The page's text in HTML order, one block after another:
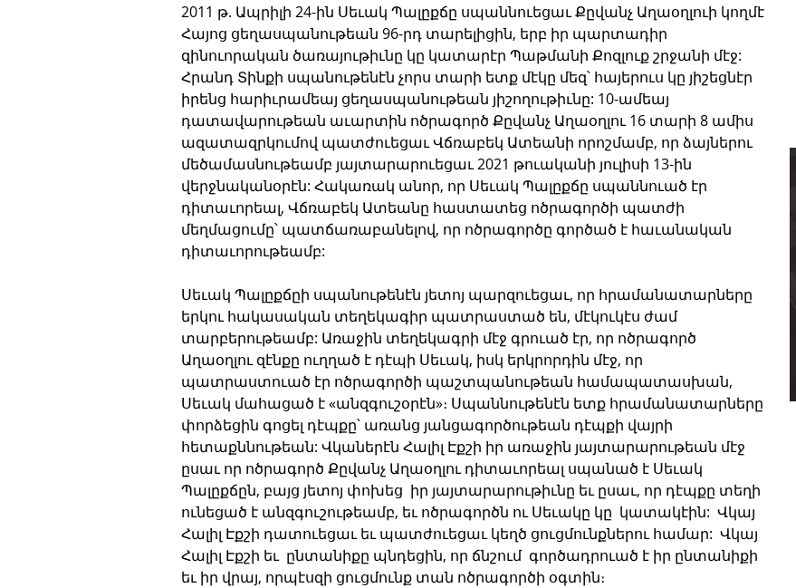
2011 թ. Ապրիլի 24-ին Սեւակ Պալըքճը սպաննուեցաւ Քըվանչ Աղաօղլուի կողմէ
Հայոց ցեղասպանութեան 96-րդ տարելիցին, երբ իր պարտադիր
զինուորական ծառայութիւնը կը կատարէր Պաթմանի Քոզլուք շրջանի մէջ:
Հրանդ Տինքի սպանութենէն չորս տարի ետք մէկը մեզ՝ հայերուս կը յիշեցնէր
իրենց հարիւրամեայ ցեղասպանութեան յիշողութիւնը: 10-ամեայ
դատավարութեան աւարտին ոծրագործ Քըվանչ Աղաօղլու 16 տարի 8 ամիս
ազատազրկումով պատժուեցաւ Վճռաբեկ Ատեանի որոշմամբ, որ ձայներու
մեծամասնութեամբ յայտարարուեցաւ 2021 թուականի յուլիսի 13-ին
վերջնականօրէն: Հակառակ անոր, որ Սեւակ Պալըքճը սպաննուած էր
դիտաւորեալ, Վճռաբեկ Ատեանը հաստատեց ոծրագործի պատժի
մեղմացումը՝ պատճառաբանելով, որ ոծրագործը գործած է հաւանական
դիտաւորութեամբ:
Սեւակ Պալըքճըի սպանութենէն յետոյ պարզուեցաւ, որ հրամանատարները
երկու հակասական տեղեկագիր պատրաստած են, մէկուկէս ժամ
տարբերութեամբ: Առաջին տեղեկագրի մէջ գրուած էր, որ ոծրագործ
Աղաօղլու զէնքը ուղղած է դէպի Սեւակ, իսկ երկրորդին մէջ, որ
պատրաստուած էր ոծրագործի պաշտպանութեան համապատասխան,
Սեւակ մահացած է «անզգուշօրէն»։ Սպաննութենէն ետք հրամանատարները
փորձեցին գոցել դէպքը՝ առանց յանցագործութեան դէպքի վայրի
հետաքննութեան: Վկաներէն Հալիլ Էքշի իր առաջին յայտարարութեան մէջ
ըսաւ որ ոծրագործ Քըվանչ Աղաօղլու դիտաւորեալ սպանած է Սեւակ
Պալըքճըն, բայց յետոյ փոխեց  իր յայտարարութիւնը եւ ըսաւ, որ դէպքը տեղի
ունեցած է անզգուշութեամբ, եւ ոծրագործն ու Սեւակը կը  կատակէին:  Վկայ
Հալիլ Էքշի դատուեցաւ եւ պատժուեցաւ կեղծ ցուցմունքներու համար:  Վկայ
Հալիլ Էքշի եւ  ընտանիքը պնդեցին, որ ճնշում  գործադրուած է իր ընտանիքի
եւ իր վրայ, որպէսզի ցուցմունք տան ոծրագործի օգտին։